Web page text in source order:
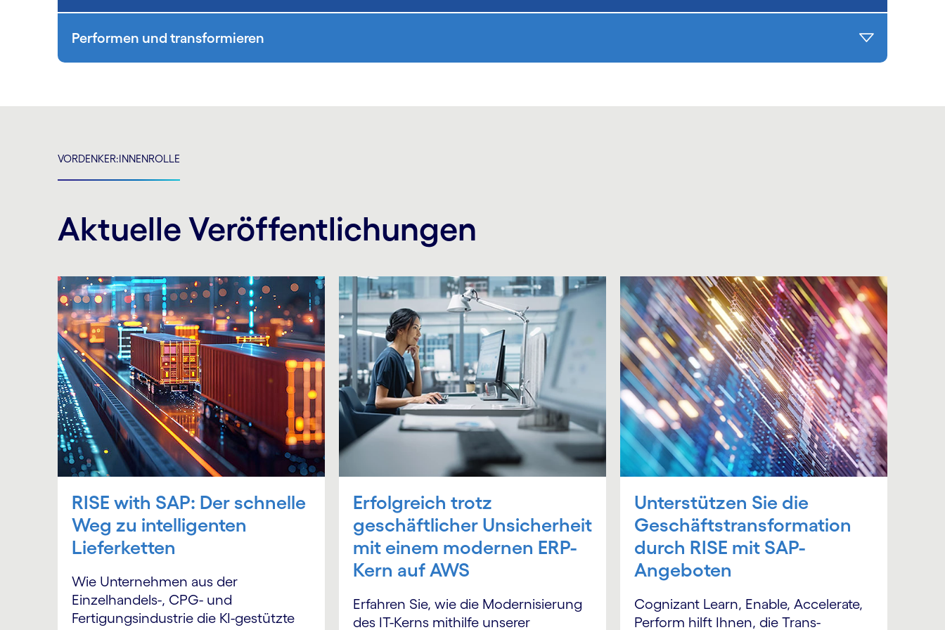
Performen und transformieren
VORDENKER:INNENROLLE
Aktuelle Veröffentlichungen
RISE with SAP: Der schnelle
Weg zu intelligenten
Lieferketten
Wie Unternehmen aus der
Einzelhandels-, CPG- und
Fertigungsindustrie die KI-gestützte
Erfolgreich trotz
geschäftlicher Unsicherheit
mit einem modernen ERP-
Kern auf AWS
Erfahren Sie, wie die Modernisierung
des IT-Kerns mithilfe unserer
Unterstützen Sie die
Geschäfts­transformation
durch RISE mit SAP-
Angeboten
Cognizant Learn, Enable, Accelerate,
Perform hilft Ihnen, die Trans­